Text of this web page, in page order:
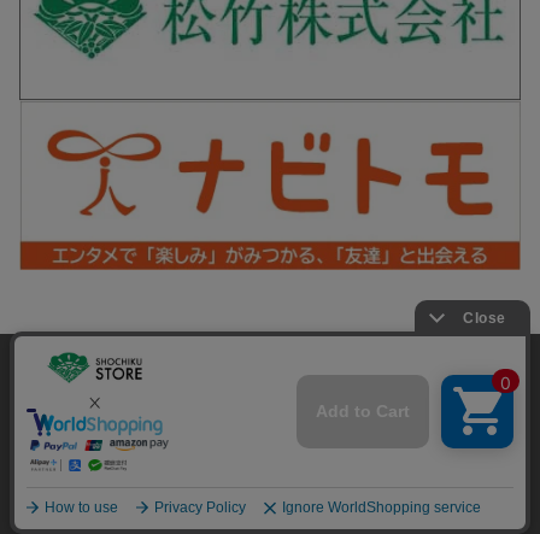
Copyright©SHOCHIKU Co.,Ltd. All Rights Reserved.
当サイトでは利用体験の向上およびコンテンツの最適な提供、ト
ラフィックの分析を目的としてCookieを使用しています。
サイトの閲覧を継続された場合、Cookieの利用に同意したことも
のといたします。
詳細については
承諾する